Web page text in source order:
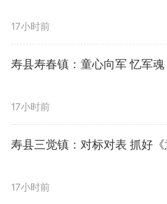
全链条防护网，全面
水平，最大限度满足
随后，朱艾勇来
等情况，与电厂职工
17小时前
寿县寿春镇：童心向军 忆军魂
17小时前
寿县三觉镇：对标对表 抓好
17小时前